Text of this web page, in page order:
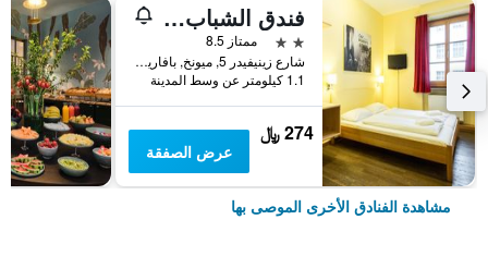
فندق الشباب يورو ميونيخ
2 نجمتين
ممتاز 8.5
شارع زينيفيدر 5, ميونخ, بافاريا, ألمانيا
1.1 كيلومتر عن وسط المدينة
274 ﷼
عرض الصفقة
مشاهدة الفنادق الأخرى الموصى بها